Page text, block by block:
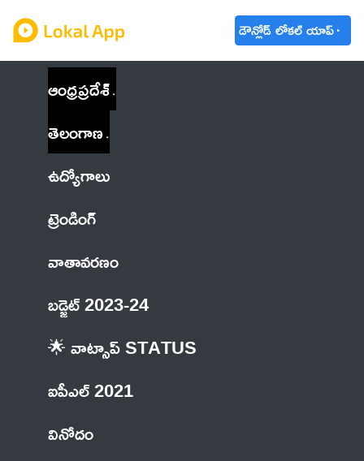
డౌన్లోడ్ లోకల్ యాప్
ఆంధ్రప్రదేశ్
తెలంగాణ
ఉద్యోగాలు
ట్రెండింగ్
వాతావరణం
బడ్జెట్ 2023-24
🌟 వాట్సాప్ STATUS
ఐపీఎల్ 2021
వినోదం